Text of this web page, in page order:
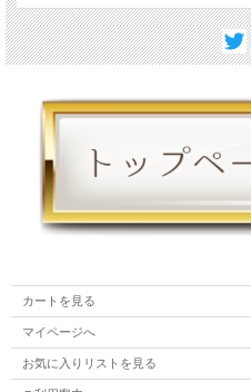
カートを見る
マイページへ
お気に入りリストを見る